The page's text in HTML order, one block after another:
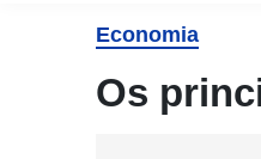
Economia
Os